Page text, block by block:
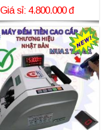
Giá sỉ: 4.800.000 đ